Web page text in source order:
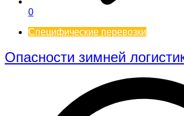
0
Специфические перевозки
Опасности зимней